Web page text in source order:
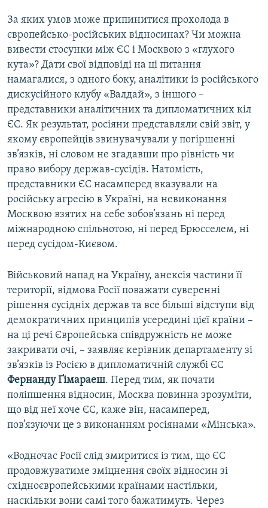
За яких умов може припинитися прохолода в
європейсько-російських відносинах? Чи можна
вивести стосунки між ЄС і Москвою з «глухого
кута»? Дати свої відповіді на ці питання
намагалися, з одного боку, аналітики із російського
дискусійного клубу «Валдай», з іншого –
представники аналітичних та дипломатичних кіл
ЄС. Як результат, росіяни представляли свій звіт, у
якому європейців звинувачували у погіршенні
зв’язків, ні словом не згадавши про рівність чи
право вибору держав-сусідів. Натомість,
представники ЄС насамперед вказували на
російську агресію в Україні, на невиконання
Москвою взятих на себе зобов’язань ні перед
міжнародною спільнотою, ні перед Брюсселем, ні
перед сусідом-Києвом.
Військовий напад на Україну, анексія частини її
території, відмова Росії поважати суверенні
рішення сусідніх держав та все більші відступи від
демократичних принципів усередині цієї країни –
на ці речі Європейська співдружність не може
закривати очі, – заявляє керівник департаменту зі
зв’язків із Росією в дипломатичній службі ЄС
Фернанду Ґімараеш. Перед тим, як почати
поліпшення відносин, Москва повинна зрозуміти,
що від неї хоче ЄС, каже він, насамперед,
пов’язуючи це з виконанням росіянами «Мінська».
«Водночас Росії слід змиритися із тим, що ЄС
продовжуватиме зміцнення своїх відносин зі
східноєвропейськими країнами настільки,
наскільки вони самі того бажатимуть. Через